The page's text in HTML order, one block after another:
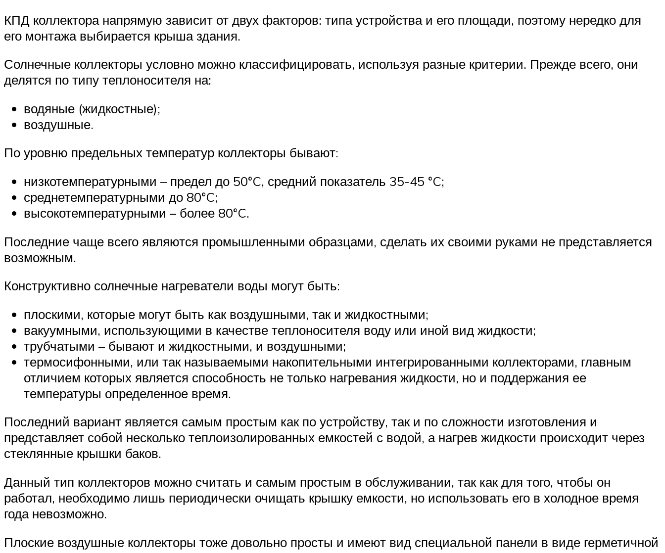
КПД коллектора напрямую зависит от двух факторов: типа устройства и его площади, поэтому нередко для
его монтажа выбирается крыша здания.
Солнечные коллекторы условно можно классифицировать, используя разные критерии. Прежде всего, они
делятся по типу теплоносителя на:
водяные (жидкостные);
воздушные.
По уровню предельных температур коллекторы бывают:
низкотемпературными – предел до 50°C, средний показатель 35-45 °C;
среднетемпературными до 80°C;
высокотемпературными – более 80°C.
Последние чаще всего являются промышленными образцами, сделать их своими руками не представляется
возможным.
Конструктивно солнечные нагреватели воды могут быть:
плоскими, которые могут быть как воздушными, так и жидкостными;
вакуумными, использующими в качестве теплоносителя воду или иной вид жидкости;
трубчатыми – бывают и жидкостными, и воздушными;
термосифонными, или так называемыми накопительными интегрированными коллекторами, главным
отличием которых является способность не только нагревания жидкости, но и поддержания ее
температуры определенное время.
Последний вариант является самым простым как по устройству, так и по сложности изготовления и
представляет собой несколько теплоизолированных емкостей с водой, а нагрев жидкости происходит через
стеклянные крышки баков.
Данный тип коллекторов можно считать и самым простым в обслуживании, так как для того, чтобы он
работал, необходимо лишь периодически очищать крышку емкости, но использовать его в холодное время
года невозможно.
Плоские воздушные коллекторы тоже довольно просты и имеют вид специальной панели в виде герметичной